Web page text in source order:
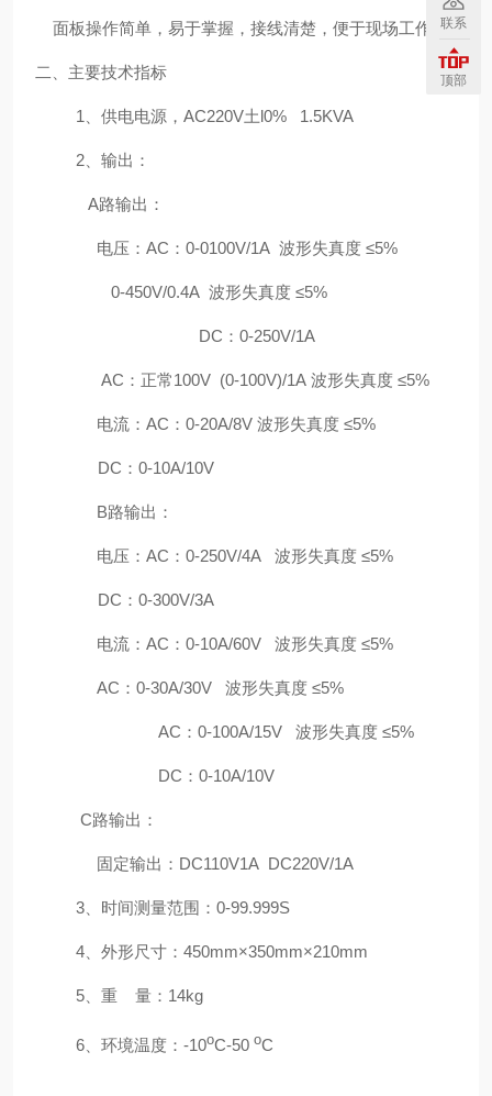
面板操作简单，易于掌握，接线清楚，便于现场工作。
二、主要技术指标
1 、供电电源， AC220V土l0% 1.5KVA
2 、输出：
A路输出：
电压： AC ： 0-0100V/1A 波形失真度 ≤5%
0-450V/0.4A 波形失真度 ≤5%
DC ： 0-250V/1A
AC ：正常100V (0-100V)/1A 波形失真度 ≤5%
电流： AC ： 0-20A/8V 波形失真度 ≤5%
DC ： 0-10A/10V
B路输出：
电压： AC ： 0-250V/4A 波形失真度 ≤5%
DC ： 0-300V/3A
电流： AC ： 0-10A/60V 波形失真度 ≤5%
AC ： 0-30A/30V 波形失真度 ≤5%
AC ： 0-100A/15V 波形失真度 ≤5%
DC ： 0-10A/10V
C路输出：
固定输出： DC110V1A DC220V/1A
3 、时间测量范围： 0-99.999S
4 、外形尺寸： 450mm×350mm×210mm
5 、重 量： 14kg
6 、环境温度： -10oC-50 oC
联系
顶部